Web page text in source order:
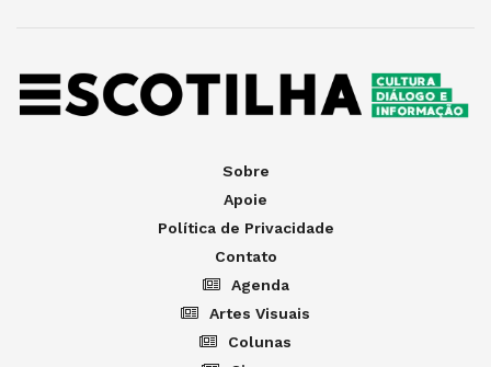
Sobre
Apoie
Política de Privacidade
Contato
Agenda
Artes Visuais
Colunas